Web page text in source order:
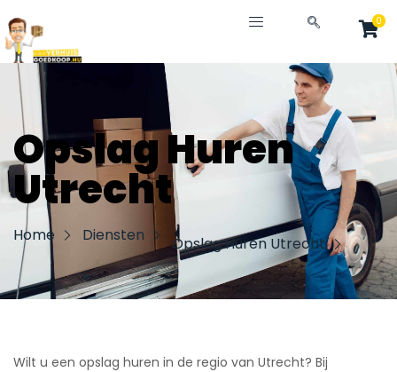
naar
de
inhoud
0
Opslag Huren
Utrecht
Home Diensten Opslag Huren Utrecht
Wilt u een opslag huren in de regio van Utrecht? Bij